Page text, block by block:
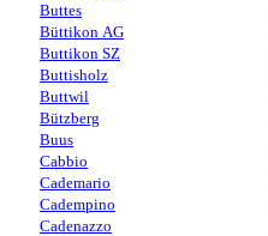
Buttes
Büttikon AG
Buttikon SZ
Buttisholz
Buttwil
Bützberg
Buus
Cabbio
Cademario
Cadempino
Cadenazzo